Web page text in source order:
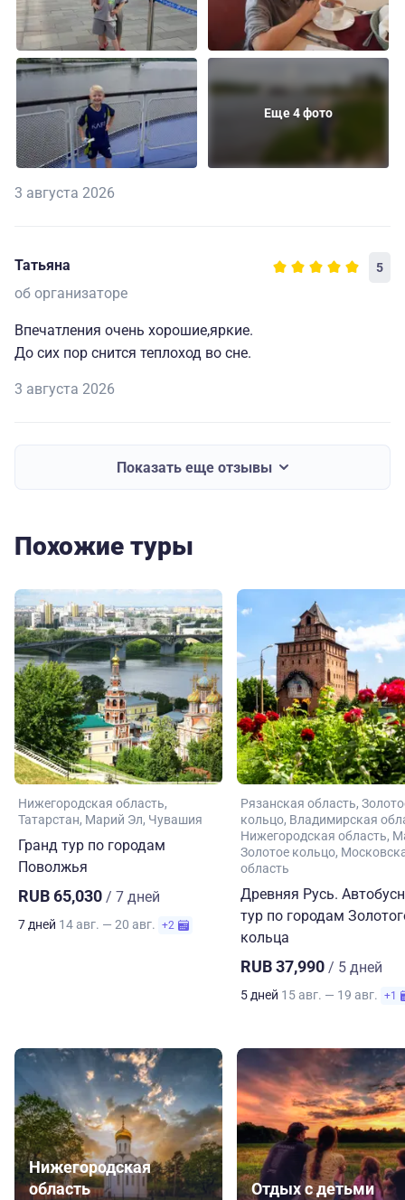
Еще 4 фото
3 августа 2026
Татьяна 5
об организаторе
Впечатления очень хорошие,яркие.
До сих пор снится теплоход во сне.
3 августа 2026
Показать еще отзывы
Похожие туры
Нижегородская область
Татарстан Марий Эл Чувашия
Гранд тур по городам
Поволжья
RUB 65,030 / 7 дней
7 дней 14 авг. — 20 авг. +2
Рязанская область
кольцо Владимирская
Нижегородская область
Золотое кольцо
область
Древняя Русь.
тур по городам
кольца
RUB 37,990 / 5 дней
5 дней 15 авг. — 19 авг. +1
Нижегородская
область
Отдых с детьми